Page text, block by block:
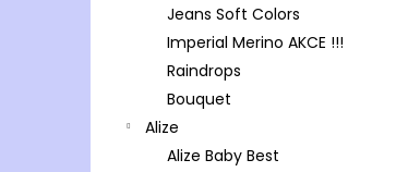
Jeans Soft Colors
Imperial Merino AKCE !!!
Raindrops
Bouquet
Alize
Alize Baby Best